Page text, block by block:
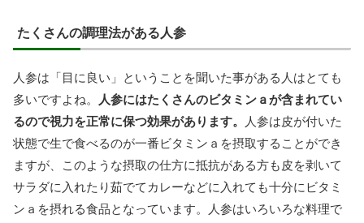
たくさんの調理法がある人参
人参は「目に良い」ということを聞いた事がある人はとても
多いですよね。
人参にはたくさんのビタミンａが含まれてい
るので視力を正常に保つ効果があります。
人参は皮が付いた
状態で生で食べるのが一番ビタミンａを摂取することができ
ますが、このような摂取の仕方に抵抗がある方も皮を剥いて
サラダに入れたり茹でてカレーなどに入れても十分にビタミ
ンａを摂れる食品となっています。人参はいろいろな料理で